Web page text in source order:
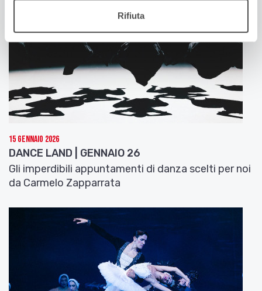
Rifiuta
15 Gennaio 2026
DANCE LAND | GENNAIO 26
Gli imperdibili appuntamenti di danza scelti per noi
da Carmelo Zapparrata